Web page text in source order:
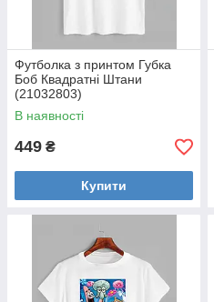
Футболка з принтом Губка
Боб Квадратні Штани
(21032803)
В наявності
449 ₴
Купити